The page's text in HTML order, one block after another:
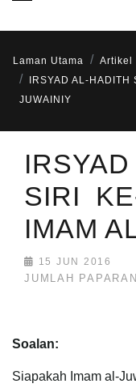
Laman Utama Artikel
IRSYAD AL-
JUWAINIY
SIRI
IMAM
15 JUN 2016
JUMLAH
Soalan:
Siapakah Imam al-